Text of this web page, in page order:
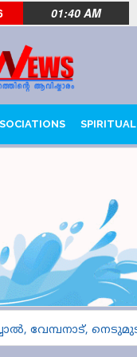
01:40 AM
SPIRITUAL
നെടുമുടി ടീമുകളെ